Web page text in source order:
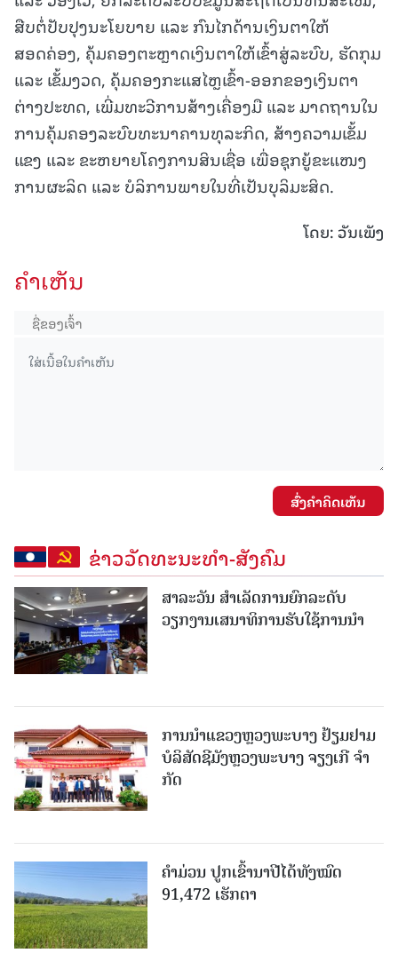
ສືບຕໍ່ປັບປຸງນະໂຍບາຍ ແລະ ກົນໄກດ້ານເງິນຕາໃຫ້
ສອດຄ່ອງ, ຄຸ້ມຄອງຕະຫຼາດເງິນຕາໃຫ້ເຂົ້າສູ່ລະບົບ, ຮັດກຸມ
ແລະ ເຂັ້ມງວດ, ຄຸ້ມຄອງກະແສໄຫຼເຂົ້າ-ອອກຂອງເງິນຕາ
ຕ່າງປະທດ, ເພີ່ມທະວີການສ້າງເຄື່ອງມື ແລະ ມາດຖານໃນ
ການຄຸ້ມຄອງລະບົບທະນາຄານທຸລະກິດ, ສ້າງຄວາມເຂັ້ມ
ແຂງ ແລະ ຂະຫຍາຍໂຄງການສິນເຊື່ອ ເພື່ອຊຸກຍູ້ຂະແໜງ
ການຜະລິດ ແລະ ບໍລິການພາຍໃນທີ່ເປັນບຸລິມະສິດ.
ໂດຍ: ວັນເພັງ
ຄໍາເຫັນ
ສົ່ງຄໍາຄິດເຫັນ
ຂ່າວວັດທະນະທຳ-ສັງຄົມ
ສາລະວັນ ສໍາເລັດການຍົກລະດັບ
ວຽກງານເສນາທິການຮັບໃຊ້ການນໍາ
ການນຳແຂວງຫຼວງພະບາງ ຢ້ຽມ​ຢາມ
ບໍ​ລິ​ສັດຊີມັງຫຼວງພະບາງ ຈຽງເກີ ຈໍາ
ກັດ
ຄໍາມ່ວນ ປູກເຂົ້ານາປີໄດ້ທັງໝົດ
91,472 ເຮັກຕາ